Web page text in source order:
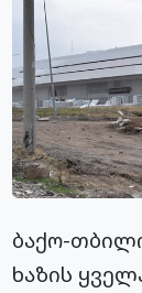
ბაქო-
ხაზის